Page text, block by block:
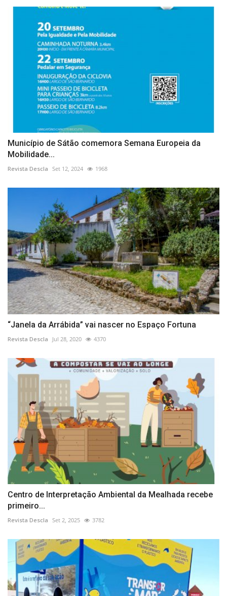
Município de Sátão comemora Semana Europeia da
Mobilidade...
Revista Descla Set 12, 2024 1968
“Janela da Arrábida” vai nascer no Espaço Fortuna
Revista Descla Jul 28, 2020 4370
Centro de Interpretação Ambiental da Mealhada recebe
primeiro...
Revista Descla Set 2, 2025 3782